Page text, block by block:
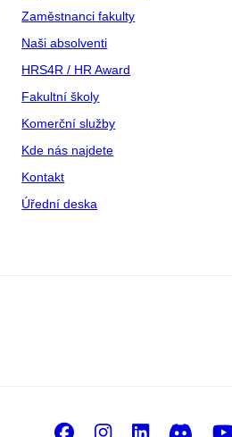
Zaměstnanci fakulty
Naši absolventi
HRS4R / HR Award
Fakultní školy
Komerční služby
Kde nás najdete
Kontakt
Úřední deska
Facebook